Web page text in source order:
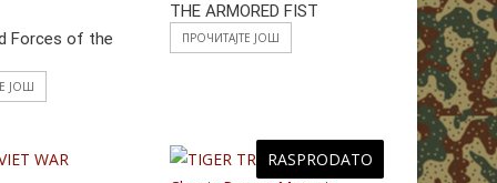
Forces of the
ЈОШ
THE ARMORED FIST
ПРОЧИТАЈТЕ ЈОШ
RASPRODATO